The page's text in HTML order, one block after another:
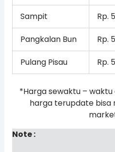
Sampit Rp.
Pangkalan Bun Rp.
Pulang Pisau Rp.
*Harga sewaktu –
harga terupdate bisa
Note :